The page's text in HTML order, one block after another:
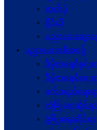
ဓာတ်ပုံ
ဗွီဒီယို
ပညာပေးဆွေးနွေ
ပညာပေးအစီအစဉ်
ဒီမိုကရေစီနှင့်
ဒီမိုကရေစီရေးရ
ဖက်ဒရယ်ရေးရ
လုံခြုံရေးဆိုင်ရာ
ဖွံဖြိုးရေးဆိုင်ရာ